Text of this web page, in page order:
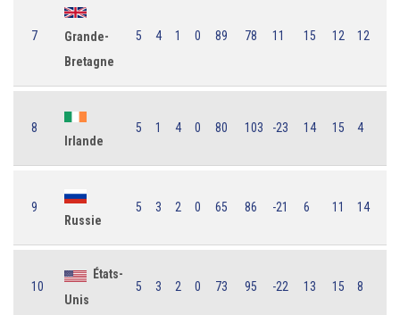
7
Grande-
Bretagne
5 4 1 0 89 78 11 15 12 12
8
Irlande
5 1 4 0 80 103 -23 14 15 4
9
Russie
5 3 2 0 65 86 -21 6 11 14
10
États-
Unis
5 3 2 0 73 95 -22 13 15 8